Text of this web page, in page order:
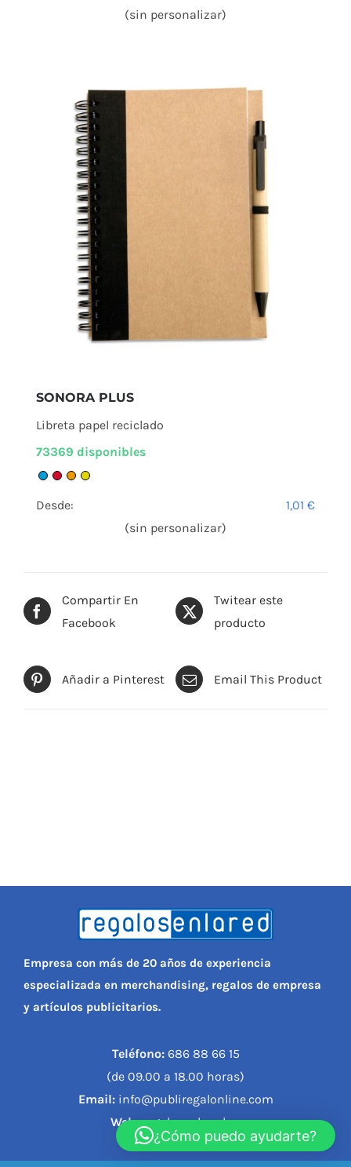
Compartir En
Facebook
Twitear este
producto
Añadir a Pinterest Email This Product
(sin personalizar)
SONORA PLUS
Libreta papel reciclado
73369 disponibles
Desde: 1,01€
(sin personalizar)
Empresa con más de 20 años de experiencia
especializada en merchandising, regalos de empresa
y artículos publicitarios.
Teléfono:686 88 66 15
(de 09.00 a 18.00 horas)
Email:info@publiregalonline.com
Web:regalosenlared.es
¿Cómo puedo ayudarte?